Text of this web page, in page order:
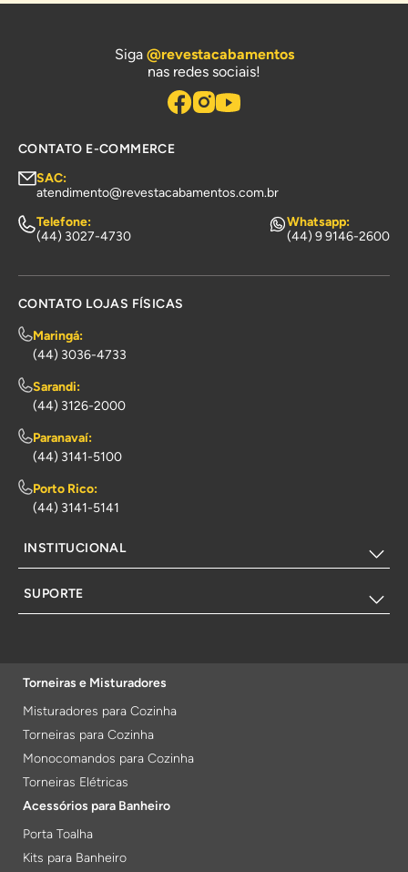
Siga @revestacabamentos
nas redes sociais!
CONTATO E-COMMERCE
SAC:
atendimento@revestacabamentos.com.br
Telefone:
(44) 3027-4730
Whatsapp:
(44) 9 9146-2600
CONTATO LOJAS FÍSICAS
Maringá:
(44) 3036-4733
Sarandi:
(44) 3126-2000
Paranavaí:
(44) 3141-5100
Porto Rico:
(44) 3141-5141
INSTITUCIONAL
SUPORTE
Torneiras e Misturadores
Misturadores para Cozinha
Torneiras para Cozinha
Monocomandos para Cozinha
Torneiras Elétricas
Acessórios para Banheiro
Porta Toalha
Kits para Banheiro